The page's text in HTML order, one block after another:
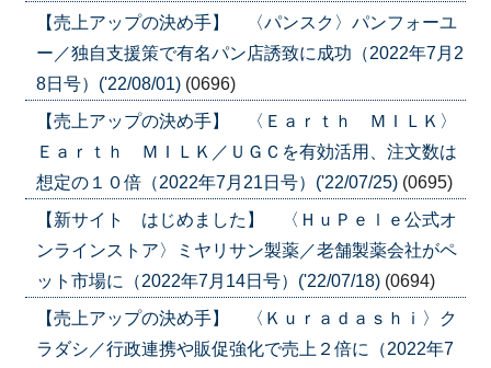
【売上アップの決め手】 〈パンスク〉パンフォーユ
ー／独自支援策で有名パン店誘致に成功（2022年7月2
8日号）('22/08/01) (0696)
【売上アップの決め手】 〈Ｅａｒｔｈ ＭＩＬＫ〉
Ｅａｒｔｈ ＭＩＬＫ／ＵＧＣを有効活用、注文数は
想定の１０倍（2022年7月21日号）('22/07/25) (0695)
【新サイト はじめました】 〈ＨｕＰｅｌｅ公式オ
ンラインストア〉ミヤリサン製薬／老舗製薬会社がペ
ット市場に（2022年7月14日号）('22/07/18) (0694)
【売上アップの決め手】 〈Ｋｕｒａｄａｓｈｉ〉ク
ラダシ／行政連携や販促強化で売上２倍に（2022年7